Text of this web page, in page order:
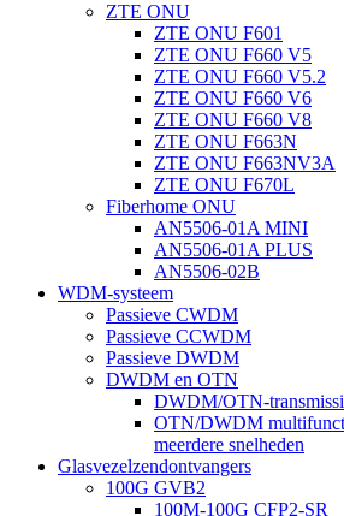
ZTE ONU
ZTE ONU F601
ZTE ONU F660 V5
ZTE ONU F660 V5.2
ZTE ONU F660 V6
ZTE ONU F660 V8
ZTE ONU F663N
ZTE ONU F663NV3A
ZTE ONU F670L
Fiberhome ONU
AN5506-01A MINI
AN5506-01A PLUS
AN5506-02B
WDM-systeem
Passieve CWDM
Passieve CCWDM
Passieve DWDM
DWDM en OTN
DWDM/OTN-
OTN/DWDM
meerdere snelheden
Glasvezelzendontvangers
100G GVB2
100M-100G CFP2-SR